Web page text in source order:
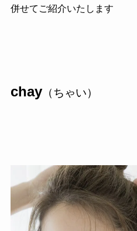
併せてご紹介いたします
chay（ちゃい）